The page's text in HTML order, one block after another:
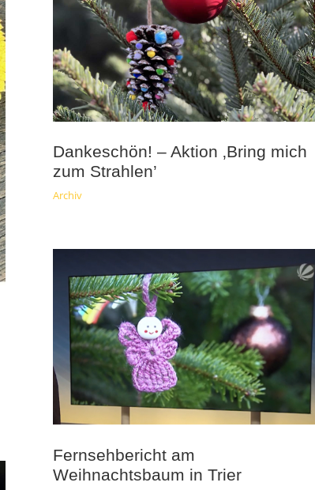
Dankeschön! – Aktion ‚Bring mich
zum Strahlen’
Archiv
Fernsehbericht am
Weihnachtsbaum in Trier